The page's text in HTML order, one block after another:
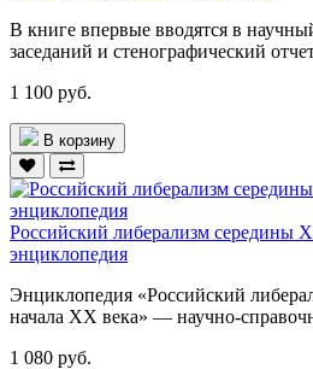
В книге впервые вводятся в
заседаний и стенографический
1 100 руб.
В корзину
Российский либерализм середины
энциклопедия
Энциклопедия «Российский
начала XX века» — научно-
1 080 руб.